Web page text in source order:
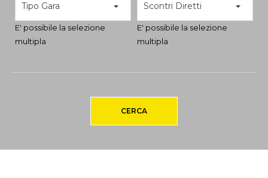
Tipo Gara
E' possibile la selezione
multipla
Scontri Diretti
E' possibile la selezione
multipla
CERCA